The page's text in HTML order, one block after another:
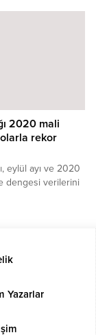
2020 mali
rekor
eylül ayı ve 2020
dengesi verilerini
başlayan ve 30
2020 mali
dolar oldu.
Yazarlar